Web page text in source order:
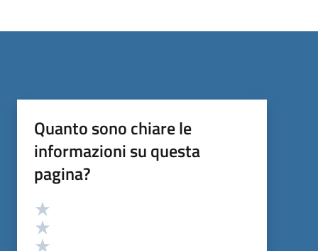
Quanto sono chiare le
informazioni su questa
pagina?
Valutazione